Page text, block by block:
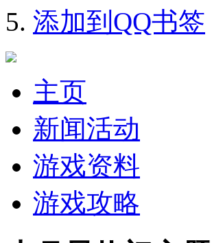
添加到QQ书签
主页
新闻活动
游戏资料
游戏攻略